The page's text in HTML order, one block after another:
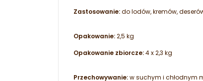
Zastosowanie:do lodów, kremów,
Opakowanie:2,5 kg
Opakowanie zbiorcze:4 x 2,3 kg
Przechowywanie:w suchym i chłodnym